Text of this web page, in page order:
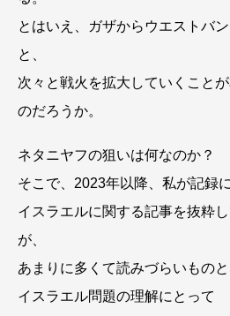
とはいえ、ガザからウエストバ
と、
次々と戦火を拡大していくこと
のだろうか。
ネタニヤフの狙いは何なのか？
そこで、2023年以降、私が記録
イスラエルに関する記事を抜粋
が、
あまりに多くて読みづらいものと
イスラエル問題の理解にとって